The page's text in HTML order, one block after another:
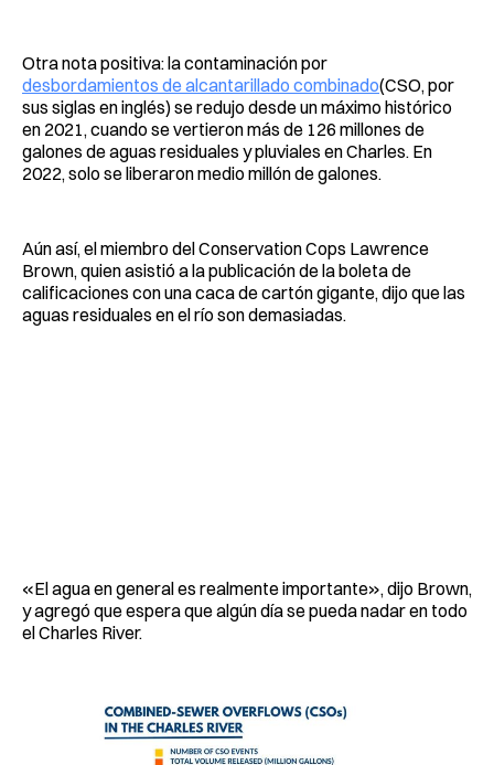
Otra nota positiva: la contaminación por
desbordamientos de alcantarillado combinado(CSO, por
sus siglas en inglés) se redujo desde un máximo histórico
en 2021, cuando se vertieron más de 126 millones de
galones de aguas residuales y pluviales en Charles. En
2022, solo se liberaron medio millón de galones.
Aún así, el miembro del Conservation Cops Lawrence
Brown, quien asistió a la publicación de la boleta de
calificaciones con una caca de cartón gigante, dijo que las
aguas residuales en el río son demasiadas.
«El agua en general es realmente importante», dijo Brown,
y agregó que espera que algún día se pueda nadar en todo
el Charles River.